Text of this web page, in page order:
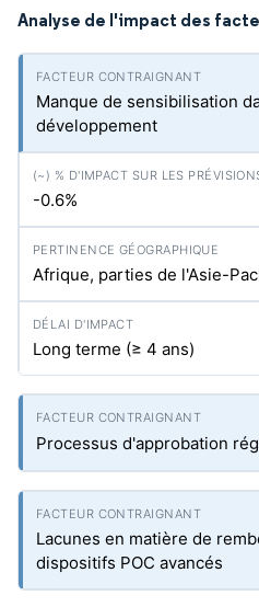
Analyse de l'impact des
Manque de sensibilisation
développement
-0.6%
Afrique, parties de l'Asie-
Long terme (≥ 4 ans)
Processus d'approbation
Lacunes en matière de
dispositifs POC avancés